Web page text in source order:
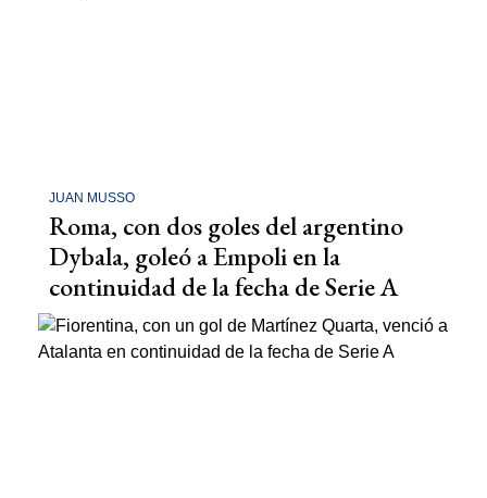
JUAN MUSSO
Roma, con dos goles del argentino
Dybala, goleó a Empoli en la
continuidad de la fecha de Serie A